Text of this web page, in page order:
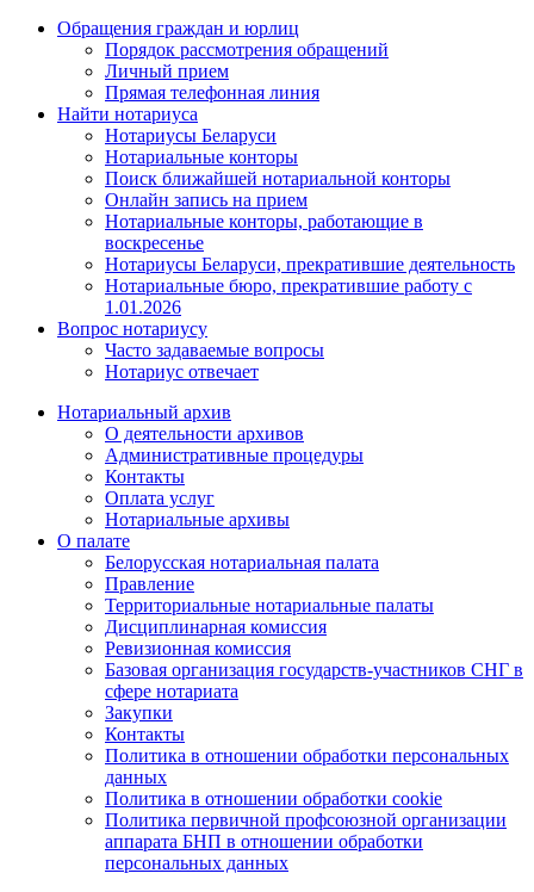
Обращения граждан и юрлиц
Порядок рассмотрения обращений
Личный прием
Прямая телефонная линия
Найти нотариуса
Нотариусы Беларуси
Нотариальные конторы
Поиск ближайшей нотариальной конторы
Онлайн запись на прием
Нотариальные конторы, работающие в
воскресенье
Нотариусы Беларуси, прекратившие деятельность
Нотариальные бюро, прекратившие работу с
1.01.2026
Вопрос нотариусу
Часто задаваемые вопросы
Нотариус отвечает
Нотариальный архив
О деятельности архивов
Административные процедуры
Контакты
Оплата услуг
Нотариальные архивы
О палате
Белорусская нотариальная палата
Правление
Территориальные нотариальные палаты
Дисциплинарная комиссия
Ревизионная комиссия
Базовая организация государств-участников СНГ в
сфере нотариата
Закупки
Контакты
Политика в отношении обработки персональных
данных
Политика в отношении обработки cookie
Политика первичной профсоюзной организации
аппарата БНП в отношении обработки
персональных данных